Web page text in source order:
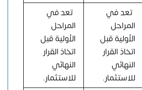
تعد في
المراحل
الأولية قبل
اتخاذ القرار
النهائي
للاستثمار.
تعد في
المراحل
الأولية قبل
اتخاذ القرار
النهائي
للاستثمار.